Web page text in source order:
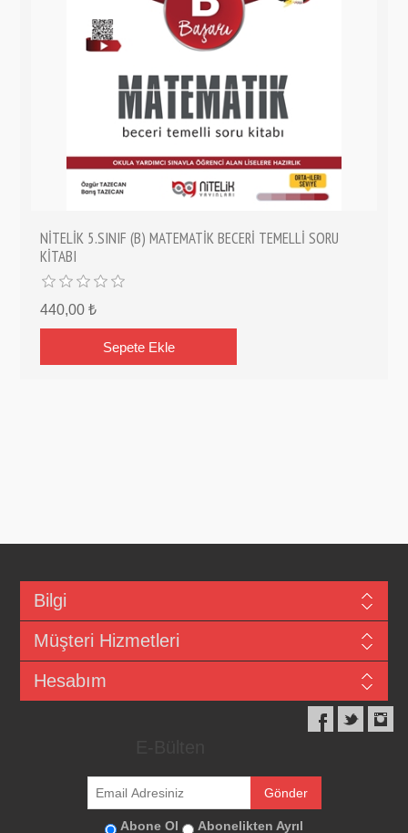
NİTELİK 5.SINIF (B) MATEMATİK BECERİ TEMELLİ SORU
KİTABI
440,00 ₺
Bilgi
Müşteri Hizmetleri
Hesabım
Abone Ol Abonelikten Ayrıl